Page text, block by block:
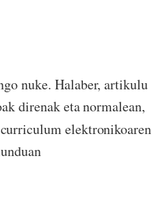
nuke. Halaber, artikulu
direnak eta normalean,
elektronikoaren